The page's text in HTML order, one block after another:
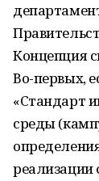
Концепция
Во-первых,
«Стандарт
среды
реализации